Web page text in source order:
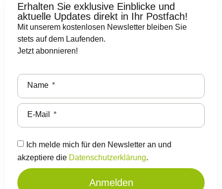
Erhalten Sie exklusive Einblicke und
aktuelle Updates direkt in Ihr Postfach!
Mit unserem kostenlosen Newsletter bleiben Sie
stets auf dem Laufenden.
Jetzt abonnieren!
Name
E-Mail
Ich melde mich für den Newsletter an und
akzeptiere die Datenschutzerklärung
Anmelden